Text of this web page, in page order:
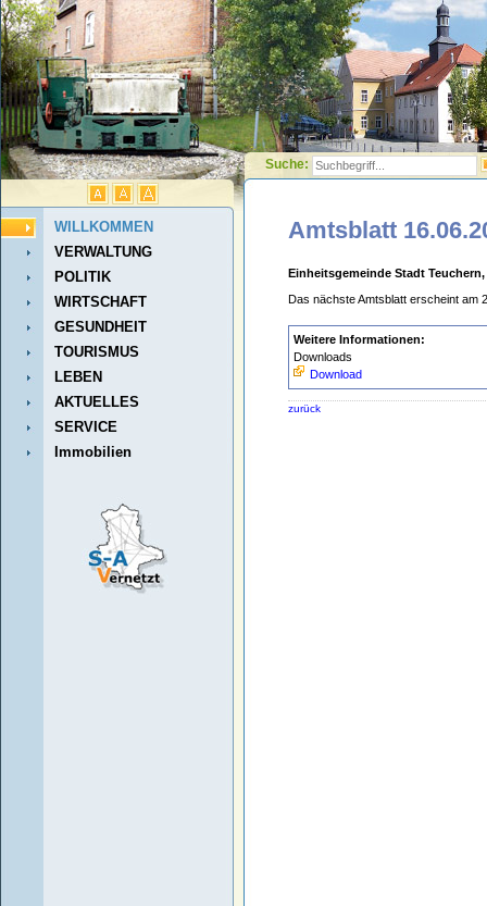
Suche:
WILLKOMMEN
VERWALTUNG
POLITIK
WIRTSCHAFT
GESUNDHEIT
TOURISMUS
LEBEN
AKTUELLES
SERVICE
Immobilien
Amtsblatt
Einheitsgemeinde Stadt Teuchern,
Das nächste Amtsblatt erscheint am
Weitere Informationen:
Downloads
Download
zurück